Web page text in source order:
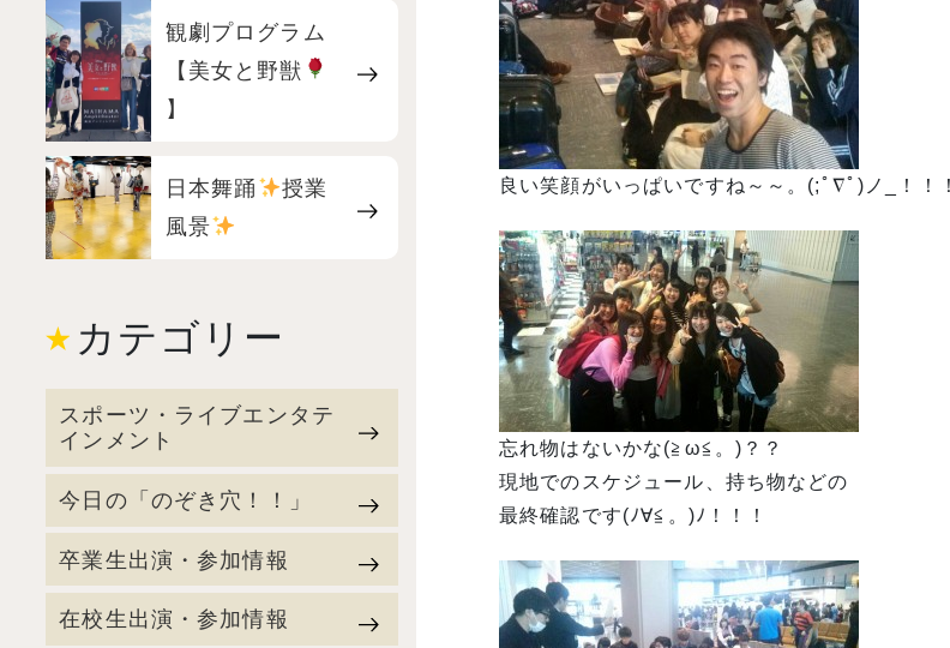
良い笑顔がいっぱいですね～～。(;ﾟ∇ﾟ)ノ_！！！
忘れ物はないかな(≧ω≦。)？？
現地でのスケジュール、持ち物などの
最終確認です(ﾉ∀≦。)ﾉ！！！
観劇プログラム
【美女と野獣
】
日本舞踊
授業
風景
カテゴリー
スポーツ・ライブエンタテ
インメント
今日の「のぞき穴！！」
卒業生出演・参加情報
在校生出演・参加情報